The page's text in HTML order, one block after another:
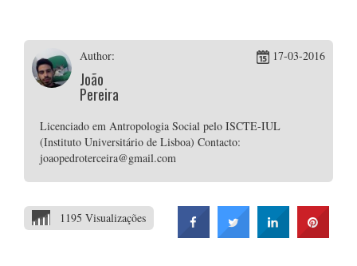
Author:
João
Pereira
17-03-2016
Licenciado em Antropologia Social pelo ISCTE-IUL
(Instituto Universitário de Lisboa) Contacto:
joaopedroterceira@gmail.com
1195 Visualizações